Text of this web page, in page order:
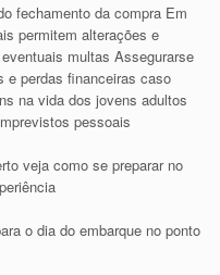
fechamento da compra Em
permitem alterações e
multas Assegurarse
e perdas financeiras caso
na vida dos jovens adultos
pessoais
veja como se preparar no
o dia do embarque no ponto